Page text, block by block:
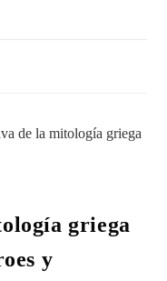
griega
y